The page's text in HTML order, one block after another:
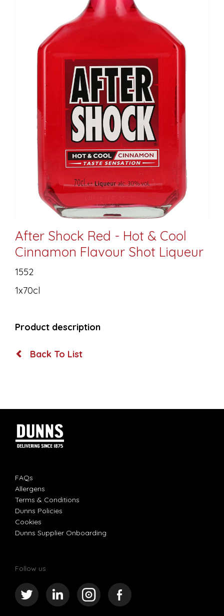
After Shock Red - Hot & Cool
Cinnamon Flavour Shot Liqueur
1552
1x70cl
Product description
Back To List
FAQs
Allergens
Terms & Conditions
Dunns Policies
Cookies
Dunns Supplier Onboarding
Follow us